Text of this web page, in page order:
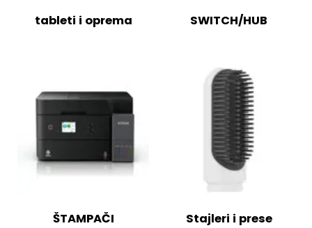
tableti i oprema SWITCH/HUB
ŠTAMPAČI Stajleri i prese